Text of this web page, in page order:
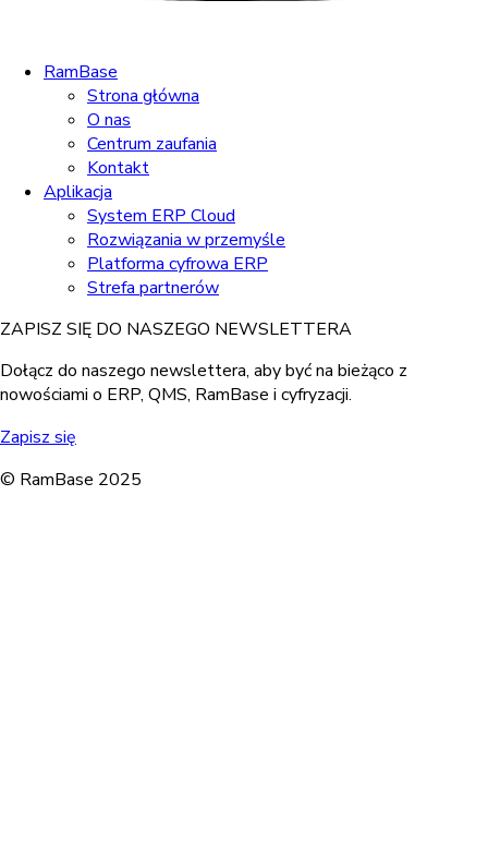
RamBase
Strona główna
O nas
Centrum zaufania
Kontakt
Aplikacja
System ERP Cloud
Rozwiązania w przemyśle
Platforma cyfrowa ERP
Strefa partnerów
ZAPISZ SIĘ DO NASZEGO NEWSLETTERA
Dołącz do naszego newslettera, aby być na bieżąco z
nowościami o ERP, QMS, RamBase i cyfryzacji.
Zapisz się
© RamBase 2025